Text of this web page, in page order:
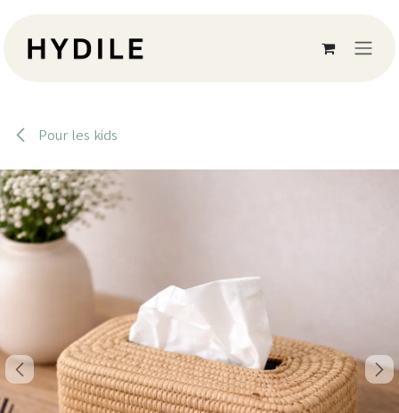
Pour les kids